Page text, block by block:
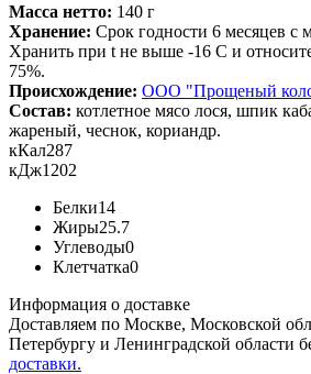
Масса нетто: 140 г
Хранение: Срок годности 6 месяцев с
Хранить при t не выше -16 С и
75%.
Происхождение: ООО "Прощеный
Состав: котлетное мясо лося, шпик
жареный, чеснок, кориандр.
кКал287
кДж1202
Белки14
Жиры25.7
Углеводы0
Клетчатка0
Информация о доставке
Доставляем по Москве, Московской
Петербургу и Ленинградской области
доставки.